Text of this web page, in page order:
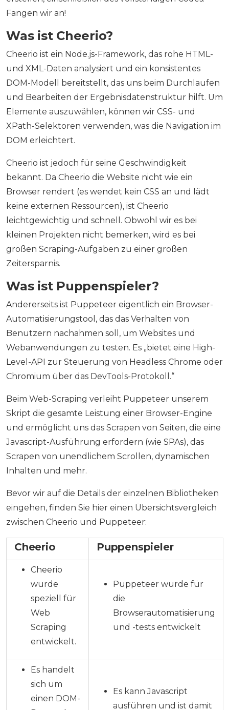
Fangen wir an!
Was ist Cheerio?
Cheerio ist ein Node.js-Framework, das rohe HTML-
und XML-Daten analysiert und ein konsistentes
DOM-Modell bereitstellt, das uns beim Durchlaufen
und Bearbeiten der Ergebnisdatenstruktur hilft. Um
Elemente auszuwählen, können wir CSS- und
XPath-Selektoren verwenden, was die Navigation im
DOM erleichtert.
Cheerio ist jedoch für seine Geschwindigkeit
bekannt. Da Cheerio die Website nicht wie ein
Browser rendert (es wendet kein CSS an und lädt
keine externen Ressourcen), ist Cheerio
leichtgewichtig und schnell. Obwohl wir es bei
kleinen Projekten nicht bemerken, wird es bei
großen Scraping-Aufgaben zu einer großen
Zeitersparnis.
Was ist Puppenspieler?
Andererseits ist Puppeteer eigentlich ein Browser-
Automatisierungstool, das das Verhalten von
Benutzern nachahmen soll, um Websites und
Webanwendungen zu testen. Es „bietet eine High-
Level-API zur Steuerung von Headless Chrome oder
Chromium über das DevTools-Protokoll.“
Beim Web-Scraping verleiht Puppeteer unserem
Skript die gesamte Leistung einer Browser-Engine
und ermöglicht uns das Scrapen von Seiten, die eine
Javascript-Ausführung erfordern (wie SPAs), das
Scrapen von unendlichem Scrollen, dynamischen
Inhalten und mehr.
Bevor wir auf die Details der einzelnen Bibliotheken
eingehen, finden Sie hier einen Übersichtsvergleich
zwischen Cheerio und Puppeteer:
Cheerio Puppenspieler
Cheerio
wurde
speziell für
Web
Scraping
entwickelt.
Puppeteer wurde für
die
Browserautomatisierung
und -tests entwickelt
Es handelt
sich um
einen DOM-
Es kann Javascript
ausführen und ist damit